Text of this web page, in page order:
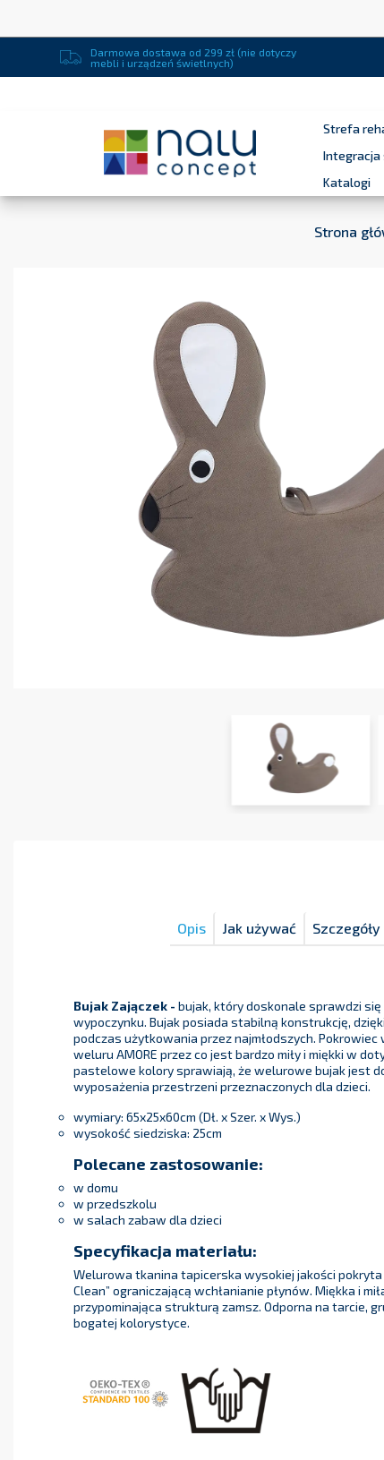
Darmowa dostawa od 299 zł (nie dotyczy
mebli i urządzeń świetlnych)
Strefa
Katalogi
Strona
Opis Jak używać
Bujak Zajączek - bujak, który doskonale sprawdzi
wypoczynku. Bujak posiada stabilną konstrukcję,
podczas użytkowania przez najmłodszych. Pokrowiec
weluru AMORE przez co jest bardzo miły i miękki w
pastelowe kolory sprawiają, że welurowe bujak jest
wyposażenia przestrzeni przeznaczonych dla dzieci.
wymiary: 65x25x60cm (Dł. x Szer. x Wys.)
wysokość siedziska: 25cm
Polecane zastosowanie:
w domu
w przedszkolu
w salach zabaw dla dzieci
Specyfikacja materiału:
Welurowa tkanina tapicerska wysokiej jakości
Clean” ograniczającą wchłanianie płynów. Miękka i
przypominająca strukturą zamsz. Odporna na tarcie,
bogatej kolorystyce.